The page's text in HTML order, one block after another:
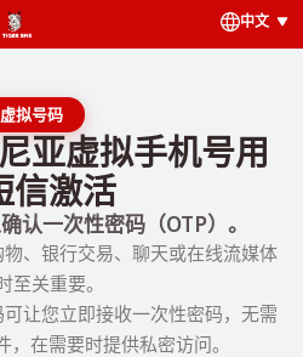
中文
虚拟号码
亚虚拟手机号用
信激活
认一次性密码（OTP）。
、银行交易、聊天或在线流媒体
至关重要。
让您立即接收一次性密码，无需
在需要时提供私密访问。